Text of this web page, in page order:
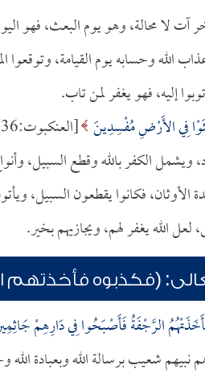
آت لا محالة، وهو يوم البعث، فهو
الله وحسابه يوم القيامة،
إليه، فهو يغفر لمن تاب.
فِي الأَرْضِ مُفْسِدِينَ [العنكبوت:36].
ويشمل الكفر بالله وقطع السبيل،
الأوثان، فكانوا يقطعون السبيل،
الله يغفر لهم، ويجازيهم بخير.
(فكذبوه فأخذتهم
الرَّجْفَةُ فَأَصْبَحُوا فِي دَارِهِمْ
شعيب برسالة الله وبعبادة